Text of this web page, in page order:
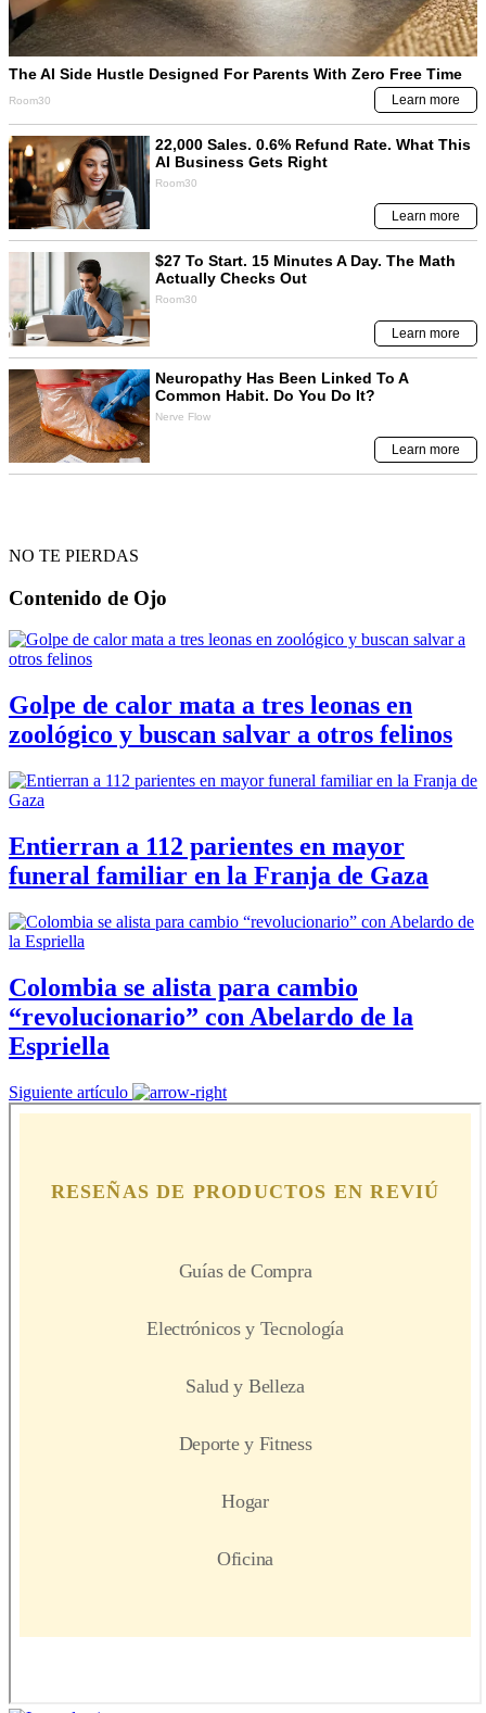
NO TE PIERDAS
Contenido de Ojo
Golpe de calor mata a tres leonas en
zoológico y buscan salvar a otros felinos
Entierran a 112 parientes en mayor
funeral familiar en la Franja de Gaza
Colombia se alista para cambio
“revolucionario” con Abelardo de la
Espriella
Siguiente artículo